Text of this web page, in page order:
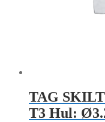
TAG SKILT
T3 Hul: